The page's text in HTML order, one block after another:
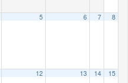
5 6 7 8
12 13 14 15